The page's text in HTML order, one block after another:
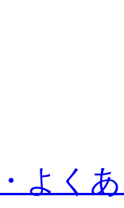
よく